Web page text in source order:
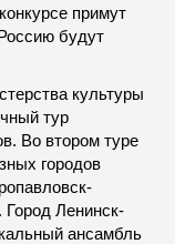
примут
будут
культуры
тур
Во втором туре
городов
Ленинск-
ансамбль